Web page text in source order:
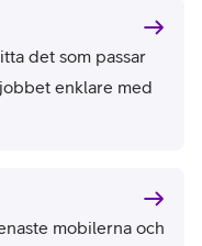
det som passar
enklare med
mobilerna och